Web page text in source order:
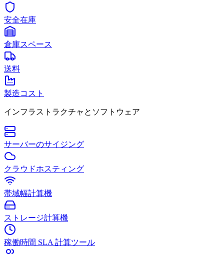
安全在庫
倉庫スペース
送料
製造コスト
インフラストラクチャとソフトウェア
サーバーのサイジング
クラウドホスティング
帯域幅計算機
ストレージ計算機
稼働時間 SLA 計算ツール